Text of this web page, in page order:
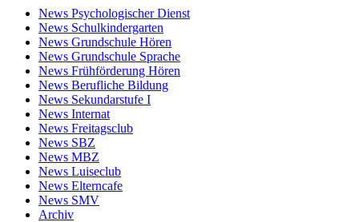
News Psychologischer Dienst
News Schulkindergarten
News Grundschule Hören
News Grundschule Sprache
News Frühförderung Hören
News Berufliche Bildung
News Sekundarstufe I
News Internat
News Freitagsclub
News SBZ
News MBZ
News Luiseclub
News Elterncafe
News SMV
Archiv